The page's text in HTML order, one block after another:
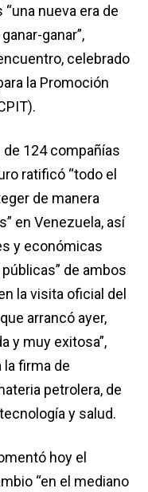
nueva era de
ganar”,
celebrado
la Promoción
124 compañías
ratificó “todo el
de manera
en Venezuela, así
y económicas
de ambos
la visita oficial del
arrancó ayer,
y muy exitosa”,
la firma de
petrolera, de
y salud.
hoy el
“en el mediano